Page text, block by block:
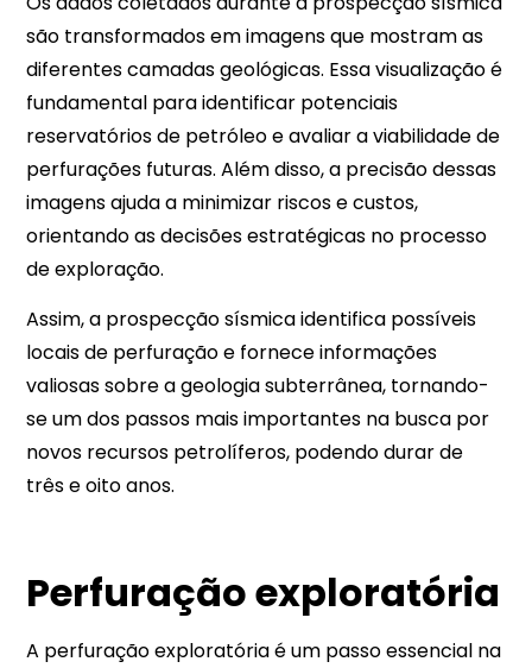
são transformados em imagens que mostram as
diferentes camadas geológicas. Essa visualização é
fundamental para identificar potenciais
reservatórios de petróleo e avaliar a viabilidade de
perfurações futuras. Além disso, a precisão dessas
imagens ajuda a minimizar riscos e custos,
orientando as decisões estratégicas no processo
de exploração.
Assim, a prospecção sísmica identifica possíveis
locais de perfuração e fornece informações
valiosas sobre a geologia subterrânea, tornando-
se um dos passos mais importantes na busca por
novos recursos petrolíferos, podendo durar de
três e oito anos.
Perfuração exploratória
A perfuração exploratória é um passo essencial na